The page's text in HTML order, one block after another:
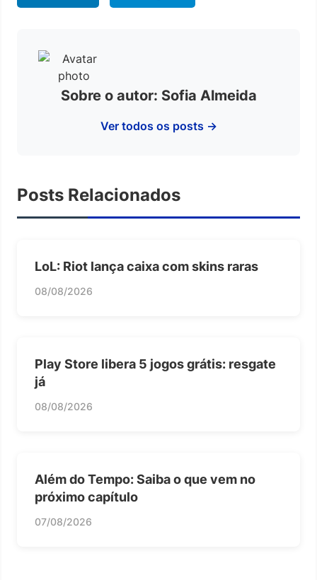
Sobre o autor: Sofia Almeida
Ver todos os posts →
Posts Relacionados
LoL: Riot lança caixa com skins raras
08/08/2026
Play Store libera 5 jogos grátis: resgate
já
08/08/2026
Além do Tempo: Saiba o que vem no
próximo capítulo
07/08/2026